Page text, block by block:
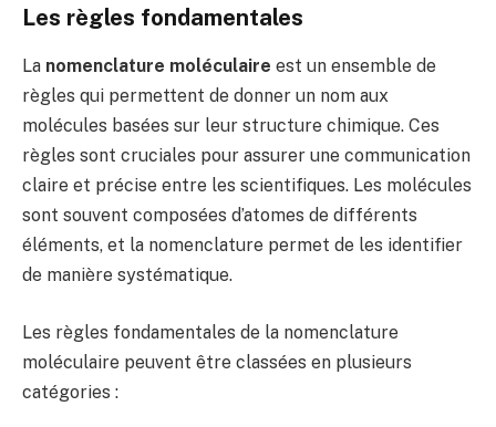
Les règles fondamentales
La nomenclature moléculaire est un ensemble de
règles qui permettent de donner un nom aux
molécules basées sur leur structure chimique. Ces
règles sont cruciales pour assurer une communication
claire et précise entre les scientifiques. Les molécules
sont souvent composées d’atomes de différents
éléments, et la nomenclature permet de les identifier
de manière systématique.
Les règles fondamentales de la nomenclature
moléculaire peuvent être classées en plusieurs
catégories :